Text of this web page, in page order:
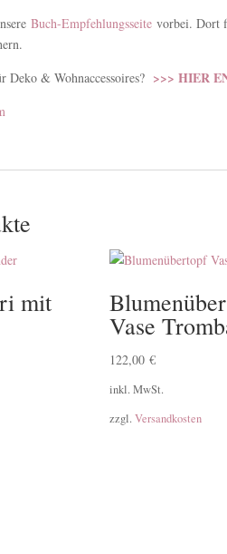
Buch-Empfehlungsseite vorbei. Dort
Deko & Wohnaccessoires? >>> HIER
mit
Vase
122,00 €
inkl. MwSt.
zzgl. Versandkosten